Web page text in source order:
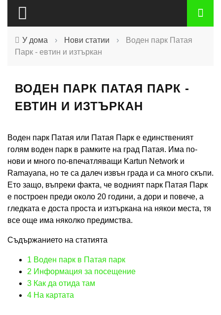
У дома › Нови статии ›
Воден парк Патая
Парк - евтин и изтъркан
ВОДЕН ПАРК ПАТАЯ ПАРК -
ЕВТИН И ИЗТЪРКАН
Воден парк Патая или Патая Парк е единственият
голям воден парк в рамките на град Патая. Има по-
нови и много по-впечатляващи Kartun Network и
Ramayana, но те са далеч извън града и са много скъпи.
Ето защо, въпреки факта, че водният парк Патая Парк
е построен преди около 20 години, а дори и повече, а
гледката е доста проста и изтъркана на някои места, тя
все още има няколко предимства.
Съдържанието на статията
1 Воден парк в Патая парк
2 Информация за посещение
3 Как да отида там
4 На картата